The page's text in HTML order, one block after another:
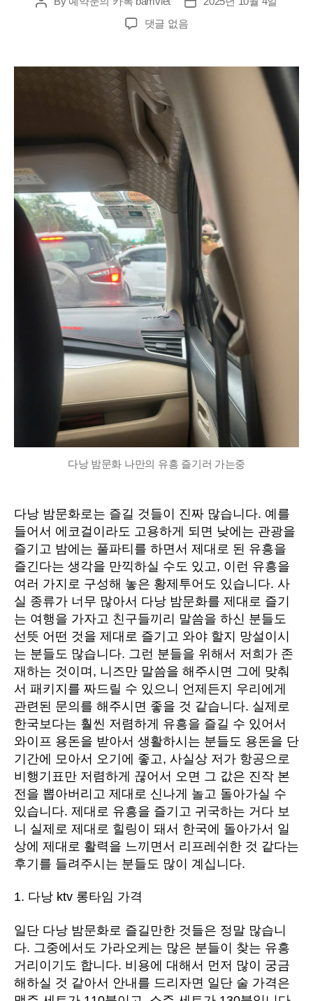
다
문
화
즐
기
기
에
혈
색
돋
는
남
자
들
의
이
색
정
보
에
댓글 없음
다낭 밤문화 나만의 유흥 즐기러 가는중
다낭 밤문화로는 즐길 것들이 진짜 많습니다. 예를
들어서 에코걸이라도 고용하게 되면 낮에는 관광을
즐기고 밤에는 풀파티를 하면서 제대로 된 유흥을
즐긴다는 생각을 만끽하실 수도 있고, 이런 유흥을
여러 가지로 구성해 놓은 황제투어도 있습니다. 사
실 종류가 너무 많아서 다낭 밤문화를 제대로 즐기
는 여행을 가자고 친구들끼리 말씀을 하신 분들도
선뜻 어떤 것을 제대로 즐기고 와야 할지 망설이시
는 분들도 많습니다. 그런 분들을 위해서 저희가 존
재하는 것이며, 니즈만 말씀을 해주시면 그에 맞춰
서 패키지를 짜드릴 수 있으니 언제든지 우리에게
관련된 문의를 해주시면 좋을 것 같습니다. 실제로
한국보다는 훨씬 저렴하게 유흥을 즐길 수 있어서
와이프 용돈을 받아서 생활하시는 분들도 용돈을 단
기간에 모아서 오기에 좋고, 사실상 저가 항공으로
비행기표만 저렴하게 끊어서 오면 그 값은 진작 본
전을 뽑아버리고 제대로 신나게 놀고 돌아가실 수
있습니다. 제대로 유흥을 즐기고 귀국하는 거다 보
니 실제로 제대로 힐링이 돼서 한국에 돌아가서 일
상에 제대로 활력을 느끼면서 리프레쉬한 것 같다는
후기를 들려주시는 분들도 많이 계십니다.
1. 다낭 ktv 롱타임 가격
일단 다낭 밤문화로 즐길만한 것들은 정말 많습니
다. 그중에서도 가라오케는 많은 분들이 찾는 유흥
거리이기도 합니다. 비용에 대해서 먼저 많이 궁금
해하실 것 같아서 안내를 드리자면 일단 술 가격은